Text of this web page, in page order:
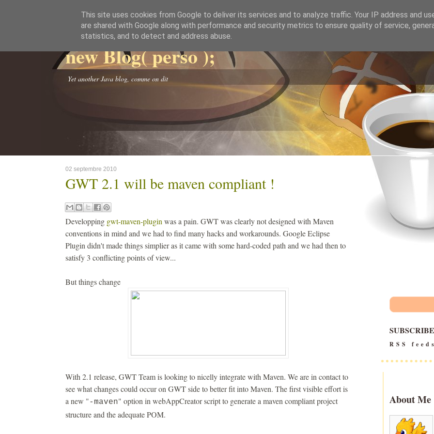
new Blog( perso );
Yet another Java blog, comme on dit
02 septembre 2010
GWT 2.1 will be maven compliant !
Developping gwt-maven-plugin was a pain. GWT was clearly not designed with Maven
conventions in mind and we had to find many hacks and workarounds. Google Eclipse
Plugin didn't made things simplier as it came with some hard-coded path and we had then to
satisfy 3 conflicting points of view...
But things change
With 2.1 release, GWT Team is looking to nicelly integrate with Maven. We are in contact to
see what changes could occur on GWT side to better fit into Maven. The first visible effort is
a new "-maven" option in webAppCreator script to generate a maven compliant project
structure and the adequate POM.
SUBSCRIBE
RSS
About Me
This site uses cookies from Google to deliver its services and to analyze traffic. Your IP address and
are shared with Google along with performance and security metrics to ensure quality of service,
statistics, and to detect and address abuse.